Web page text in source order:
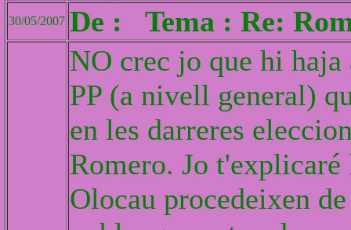
30/05/2007 De : Tema : Re:
NO crec jo que hi haja
PP (a nivell general)
en les darreres
Romero. Jo
Olocau procedeixen